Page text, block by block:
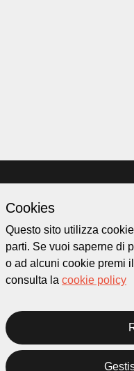
Cookies
Questo sito utilizza
parti. Se vuoi saperne di
o ad alcuni cookie premi
consulta la cookie policy